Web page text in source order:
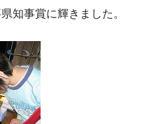
知事賞に輝きました。